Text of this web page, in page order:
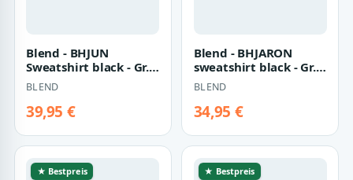
Blend - BHJUN
Sweatshirt black - Gr. -
S
BLEND
39,95 €
Blend - BHJARON
sweatshirt black - Gr. -
M
BLEND
34,95 €